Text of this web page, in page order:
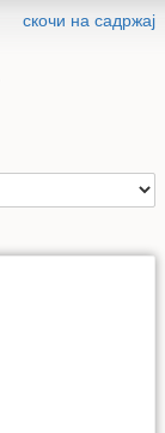
скочи на садржај